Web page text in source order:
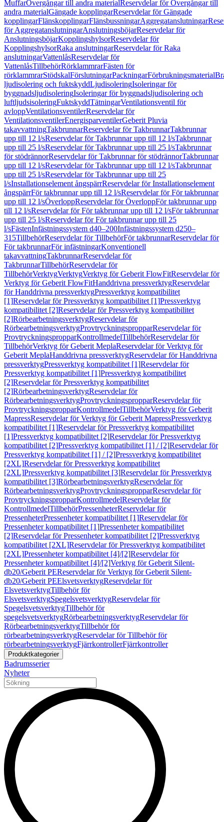
MuffarÖvergångar till andra materialReservdelar för Övergångar till
andra materialGängade kopplingarReservdelar för Gängade
kopplingarFlänskopplingarFlänsbussningarAggregatanslutningar
för AggregatanslutningarAnslutningsböjarReservdelar för
AnslutningsböjarKopplingshylsorReservdelar för
KopplingshylsorRaka anslutningarReservdelar för Raka
anslutningarVattenlåsReservdelar för
VattenlåsTillbehörRörklammrarFästen för
rörklammrarStödskalFörslutningarPackningarFörbrukningsmaterial
ljudisolering och fuktskyddLjudisoleringIsoleringar för
byggnadsljudisoleringIsoleringar för byggnadsljudisolering och
luftljudsisoleringFuktskyddTätningarVentilationsventil för
avloppVentilationsventilerReservdelar för
VentilationsventilerEnergisparventilerGeberit Pluvia
takavvattningTakbrunnarReservdelar för TakbrunnarTakbrunnar
upp till 12 l/sReservdelar för Takbrunnar upp till 12 l/sTakbrunnar
upp till 25 l/sReservdelar för Takbrunnar upp till 25 l/sTakbrunnar
för stödrännorReservdelar för Takbrunnar för stödrännorTakbrunnar
upp till 12 l/sReservdelar för Takbrunnar upp till 12 l/sTakbrunnar
upp till 25 l/sReservdelar för Takbrunnar upp till 25
l/sInstallationselement ångspärrReservdelar för Installationselement
ångspärrFör takbrunnar upp till 12 l/sReservdelar för För takbrunnar
upp till 12 l/sÖverloppReservdelar för ÖverloppFör takbrunnar upp
till 12 l/sReservdelar för För takbrunnar upp till 12 l/sFör takbrunnar
upp till 25 l/sReservdelar för För takbrunnar upp till 25
l/sFästenInfästningssystem d40–200Infästningssystem d250–
315TillbehörReservdelar för TillbehörFör takbrunnarReservdelar för
För takbrunnarFör infästningarKonventionell
takavvattningTakbrunnarReservdelar för
TakbrunnarTillbehörReservdelar för
TillbehörVerktygVerktygVerktyg för Geberit FlowFitReservdelar för
Verktyg för Geberit FlowFitHanddrivna pressverktygReservdelar
för Handdrivna pressverktygPressverktyg kompatibilitet
[1]Reservdelar för Pressverktyg kompatibilitet [1]Pressverktyg
kompatibilitet [2]Reservdelar för Pressverktyg kompatibilitet
[2]RörbearbetningsverktygReservdelar för
RörbearbetningsverktygProvtryckningspropparReservdelar för
ProvtryckningspropparKontrollmedelTillbehörReservdelar för
TillbehörVerktyg för Geberit MeplaReservdelar för Verktyg för
Geberit MeplaHanddrivna pressverktygReservdelar för Handdrivna
pressverktygPressverktyg kompatibilitet [1]Reservdelar för
Pressverktyg kompatibilitet [1]Pressverktyg kompatibilitet
[2]Reservdelar för Pressverktyg kompatibilitet
[2]RörbearbetningsverktygReservdelar för
RörbearbetningsverktygProvtryckningspropparReservdelar för
ProvtryckningspropparKontrollmedelTillbehörVerktyg för Geberit
MapressReservdelar för Verktyg för Geberit MapressPressverktyg
kompatibilitet [1]Reservdelar för Pressverktyg kompatibilitet
[1]Pressverktyg kompatibilitet [2]Reservdelar för Pressverktyg
kompatibilitet [2]Pressverktyg kompatibilitet [1] / [2]Reservdelar för
Pressverktyg kompatibilitet [1] / [2]Pressverktyg kompatibilitet
[2XL]Reservdelar för Pressverktyg kompatibilitet
[2XL]Pressverktyg kompatibilitet [3]Reservdelar för Pressverktyg
kompatibilitet [3]RörbearbetningsverktygReservdelar för
RörbearbetningsverktygProvtryckningspropparReservdelar för
ProvtryckningspropparKontrollmedelReservdelar för
KontrollmedelTillbehörPressenheterReservdelar för
PressenheterPressenheter kompatibilitet [1]Reservdelar för
Pressenheter kompatibilitet [1]Pressenheter kompatibilitet
[2]Reservdelar för Pressenheter kompatibilitet [2]Pressverktyg
kompatibilitet [2XL]Reservdelar för Pressverktyg kompatibilitet
[2XL]Pressenheter kompatibilitet [4]/[2]Reservdelar för
Pressenheter kompatibilitet [4]/[2]Verktyg för Geberit Silent-
db20/Geberit PEReservdelar för Verktyg för Geberit Silent-
db20/Geberit PEElsvetsverktygReservdelar för
ElsvetsverktygTillbehör för
ElsvetsverktygSpegelsvetsverktygReservdelar för
SpegelsvetsverktygTillbehör för
spegelsvetsverktygRörbearbetningsverktygReservdelar för
RörbearbetningsverktygTillbehör för
rörbearbetningsverktygReservdelar för Tillbehör för
rörbearbetningsverktygFjärrkontrollerFjärrkontroller
Produktkategorier
Badrumsserier
Nyheter